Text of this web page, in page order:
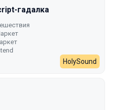
гадалка
HolySound